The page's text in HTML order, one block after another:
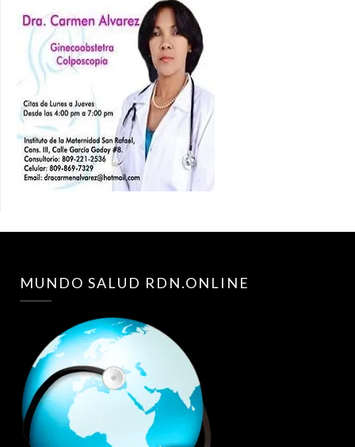
MUNDO SALUD RDN.ONLINE